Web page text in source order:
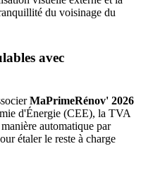
du voisinage du
avec
MaPrimeRénov' 2026
d'Énergie (CEE), la TVA
automatique par
étaler le reste à charge